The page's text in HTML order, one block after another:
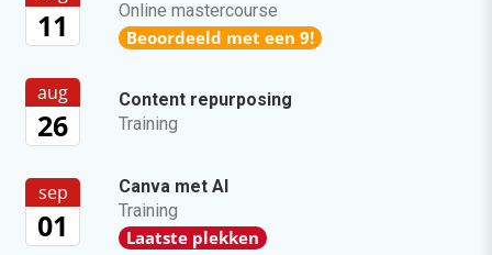
11
Online mastercourse
Beoordeeld met een 9!
aug
26
Content repurposing
Training
sep
01
Canva met AI
Training
Laatste plekken